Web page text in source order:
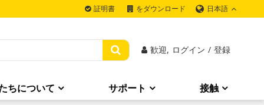
証明書 をダウンロード 日本語
歓迎, ログイン / 登録
ちについて サポート 接触